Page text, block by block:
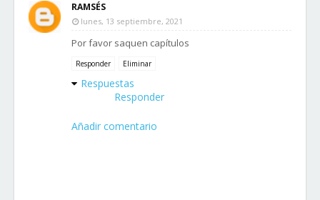
RAMSÉS
lunes, 13 septiembre, 2021
Por favor saquen capítulos
Responder Eliminar
Respuestas
Responder
Añadir comentario